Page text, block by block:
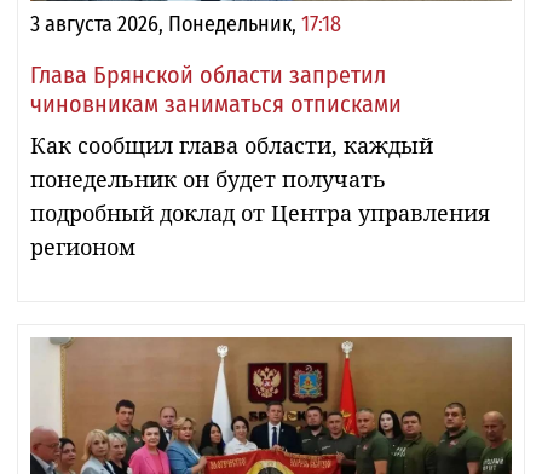
3 августа 2026, Понедельник, 17:18
Глава Брянской области запретил
чиновникам заниматься отписками
Как сообщил глава области, каждый
понедельник он будет получать
подробный доклад от Центра управления
регионом